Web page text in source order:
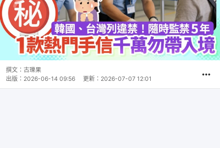
撰文： 古瓅果
出版： 2026-06-14 09:56 更新： 2026-07-07 12:01